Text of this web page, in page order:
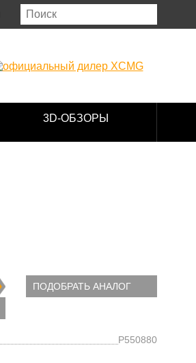
3D-ОБЗОРЫ
ПОДОБРАТЬ АНАЛОГ
P550880